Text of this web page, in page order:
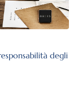
degli